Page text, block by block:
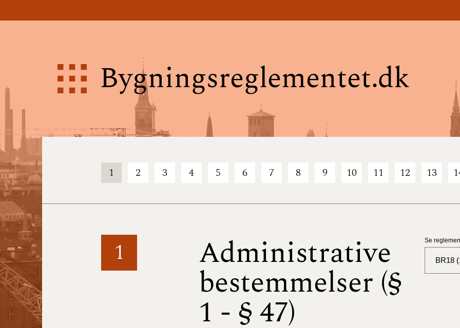
Bygningsreglementet.dk
1 2 3 4 5 6 7 8 9 10 11 12 13
1 Administrative
bestemmelser (§
1 - § 47)
Se
BR18